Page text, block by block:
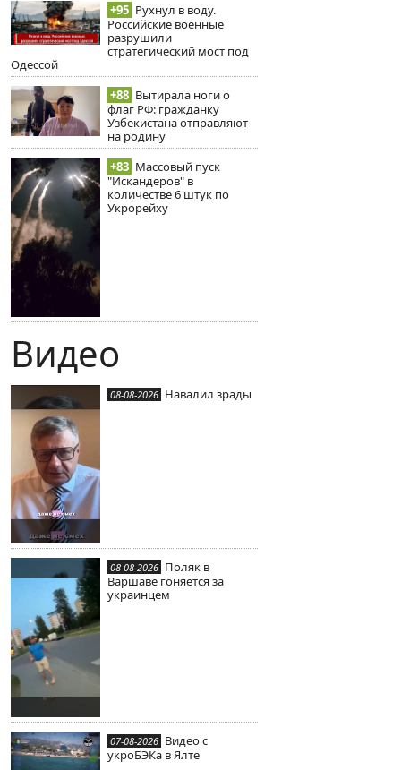
+95 Рухнул в воду.
Российские военные
разрушили
стратегический мост под
Одессой
+88 Вытирала ноги о
флаг РФ: гражданку
Узбекистана отправляют
на родину
+83 Массовый пуск
"Искандеров" в
количестве 6 штук по
Укрорейху
Видео
08-08-2026 Навалил зрады
08-08-2026 Поляк в
Варшаве гоняется за
украинцем
07-08-2026 Видео с
укроБЭКа в Ялте